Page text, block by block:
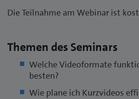
Die Teilnahme am Webinar ist
Themen des Seminars
Welche Videoformate
besten?
Wie plane ich Kurzvideos